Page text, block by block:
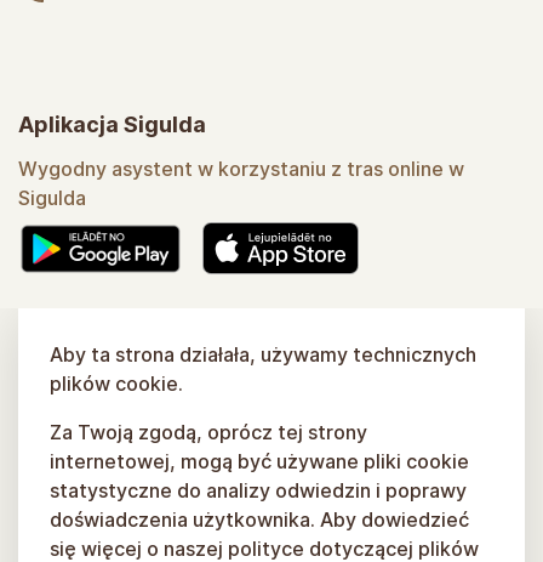
Aplikacja Sigulda
Wygodny asystent w korzystaniu z tras online w
Sigulda
Aby ta strona działała, używamy technicznych
plików cookie.
Za Twoją zgodą, oprócz tej strony
internetowej, mogą być używane pliki cookie
statystyczne do analizy odwiedzin i poprawy
doświadczenia użytkownika. Aby dowiedzieć
się więcej o naszej polityce dotyczącej plików